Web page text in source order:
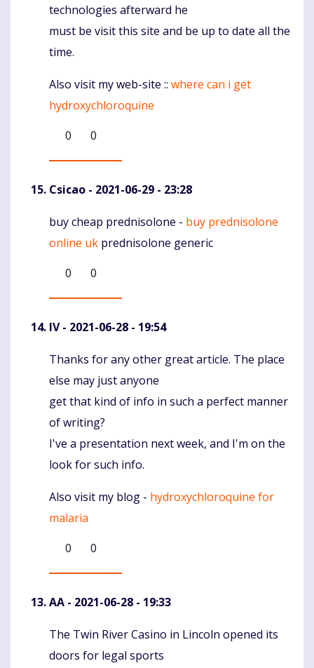
technologies afterward he
must be visit this site and be up to date all the
time.
Also visit my web-site :: where can i get
hydroxychloroquine
0
0
Csicao - 2021-06-29 - 23:28
Komentaras
buy cheap prednisolone - buy prednisolone
online uk prednisolone generic
0
0
IV- 2021-06-28 - 19:54
Komentaras
Thanks for any other great article. The place
else may just anyone
get that kind of info in such a perfect manner
of writing?
I've a presentation next week, and I'm on the
look for such info.
Also visit my blog - hydroxychloroquine for
malaria
0
0
AA - 2021-06-28 - 19:33
Komentaras
The Twin River Casino in Lincoln opened its
doors for legal sports